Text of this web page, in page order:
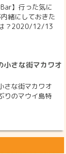
】行った気に
緒にしておきた
は？2020/12/13
小さな街マカワオ
さな街マカワオ
りのマウイ島特